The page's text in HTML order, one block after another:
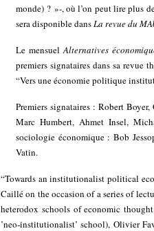
monde) ? »-, où l’on peut lire plus
sera disponible dansLa revue du
Le mensuelAlternatives
premiers signataires dans sa revue
“Vers une économie politique
Premiers signataires : Robert
Marc Humbert, Ahmet Insel,
sociologie économique : Bob
Vatin.
“Towards an institutionalist political
Caillé on the occasion of a series of
heterodox schools of economic
’neo-institutionalist’ school), Olivier